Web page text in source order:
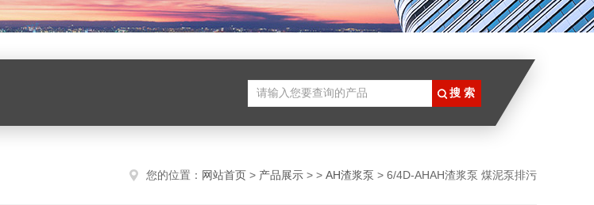
您的位置： 网站首页 > 产品展示 > > AH渣浆泵 > 6/4D-AHAH渣浆泵 煤泥泵排污